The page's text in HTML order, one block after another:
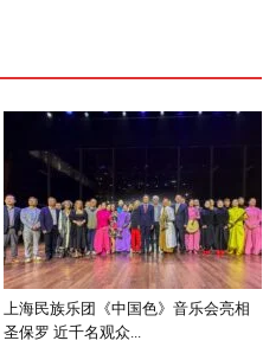
上海民族乐团《中国色》音乐会亮相
圣保罗 近千名观众...